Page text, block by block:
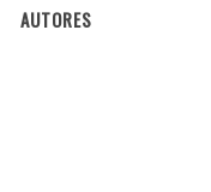
AUTORES